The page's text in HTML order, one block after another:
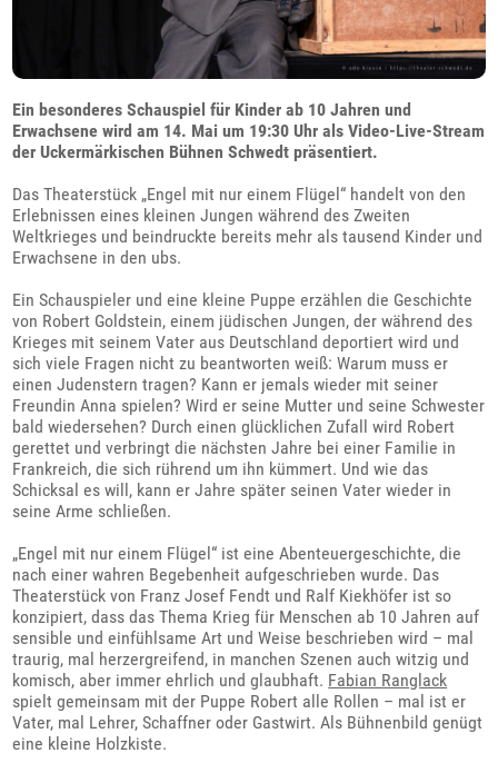
Ein besonderes Schauspiel für Kinder ab 10 Jahren und
Erwachsene wird am 14. Mai um 19:30 Uhr als Video-Live-Stream
der Uckermärkischen Bühnen Schwedt präsentiert.
Das Theaterstück „Engel mit nur einem Flügel“ handelt von den
Erlebnissen eines kleinen Jungen während des Zweiten
Weltkrieges und beindruckte bereits mehr als tausend Kinder und
Erwachsene in den ubs.
Ein Schauspieler und eine kleine Puppe erzählen die Geschichte
von Robert Goldstein, einem jüdischen Jungen, der während des
Krieges mit seinem Vater aus Deutschland deportiert wird und
sich viele Fragen nicht zu beantworten weiß: Warum muss er
einen Judenstern tragen? Kann er jemals wieder mit seiner
Freundin Anna spielen? Wird er seine Mutter und seine Schwester
bald wiedersehen? Durch einen glücklichen Zufall wird Robert
gerettet und verbringt die nächsten Jahre bei einer Familie in
Frankreich, die sich rührend um ihn kümmert. Und wie das
Schicksal es will, kann er Jahre später seinen Vater wieder in
seine Arme schließen.
„Engel mit nur einem Flügel“ ist eine Abenteuergeschichte, die
nach einer wahren Begebenheit aufgeschrieben wurde. Das
Theaterstück von Franz Josef Fendt und Ralf Kiekhöfer ist so
konzipiert, dass das Thema Krieg für Menschen ab 10 Jahren auf
sensible und einfühlsame Art und Weise beschrieben wird – mal
traurig, mal herzergreifend, in manchen Szenen auch witzig und
komisch, aber immer ehrlich und glaubhaft. Fabian Ranglack
spielt gemeinsam mit der Puppe Robert alle Rollen – mal ist er
Vater, mal Lehrer, Schaffner oder Gastwirt. Als Bühnenbild genügt
eine kleine Holzkiste.